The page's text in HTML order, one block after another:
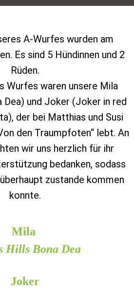
A-Wurfes wurden am
Es sind 5 Hündinnen und 2
Rüden.
Wurfes waren unsere Mila
Dea) und Joker (Joker in red
der bei Matthias und Susi
den Traumpfoten“ lebt. An
wir uns herzlich für ihr
bedanken, sodass
zustande kommen
konnte.
Mila
Hills Bona Dea
Joker